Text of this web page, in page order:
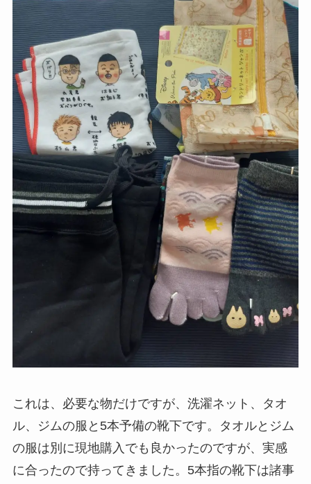
これは、必要な物だけですが、洗濯ネット、タオ
ル、ジムの服と5本予備の靴下です。タオルとジム
の服は別に現地購入でも良かったのですが、実感
に合ったので持ってきました。5本指の靴下は諸事